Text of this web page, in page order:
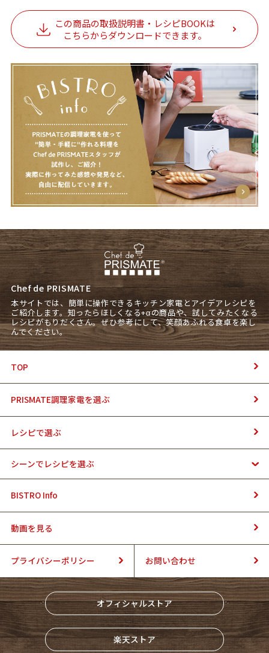
この商品の取扱説明書・レシピBOOKは
こちらからダウンロードできます。
Chef de PRISMATE
本サイトでは、簡単に操作できるキッチン家電とアイデアレシピを
ご紹介します。知ったらほしくなる+αの商品や、試してみたくなる
レシピがもりだくさん。ぜひ参考にして、笑顔あふれる食卓を楽し
んでください。
TOP
PRISMATE調理家電を選ぶ
レシピで選ぶ
シーンでレシピを選ぶ
BISTRO Info
動画を見る
プライバシーポリシー お問い合わせ
オフィシャルストア
楽天ストア